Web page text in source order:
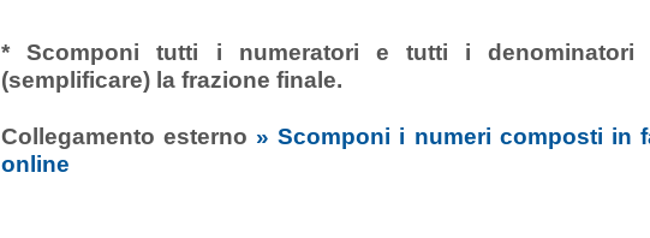
* Scomponi tutti i numeratori e tutti i denominatori
(semplificare) la frazione finale.
Collegamento esterno » Scomponi i numeri composti in
online